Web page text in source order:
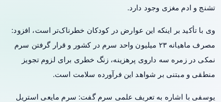
تشنج و ادم مغزی وجود دارد.
وی با تأکید بر اینکه این عوارض در کودکان خطرناک‌تر است، افزود:
مصرف ماهیانه ۲۳ میلیون واحد سرم در کشور و قرار گرفتن سرم
نمکی در زمره سه داروی پرهزینه، زنگ خطری برای لزوم تجویز
منطقی و مبتنی بر شواهد این فرآورده سلامت است.
یوسفی با اشاره به تعریف علمی سرم گفت: سرم مایعی استریل